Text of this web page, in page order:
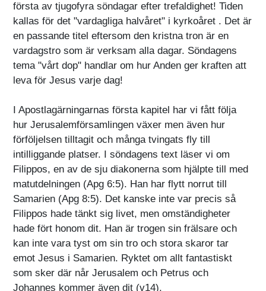
första av tjugofyra söndagar efter trefaldighet! Tiden
kallas för det "vardagliga halvåret" i kyrkoåret . Det är
en passande titel eftersom den kristna tron är en
vardagstro som är verksam alla dagar. Söndagens
tema "vårt dop" handlar om hur Anden ger kraften att
leva för Jesus varje dag!
I Apostlagärningarnas första kapitel har vi fått följa
hur Jerusalemförsamlingen växer men även hur
förföljelsen tilltagit och många tvingats fly till
intilliggande platser. I söndagens text läser vi om
Filippos, en av de sju diakonerna som hjälpte till med
matutdelningen (Apg 6:5). Han har flytt norrut till
Samarien (Apg 8:5). Det kanske inte var precis så
Filippos hade tänkt sig livet, men omständigheter
hade fört honom dit. Han är trogen sin frälsare och
kan inte vara tyst om sin tro och stora skaror tar
emot Jesus i Samarien. Ryktet om allt fantastiskt
som sker där når Jerusalem och Petrus och
Johannes kommer även dit (v14).